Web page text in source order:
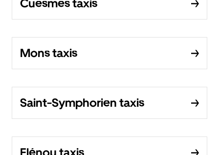
Cuesmes taxis
Mons taxis
Saint-Symphorien taxis